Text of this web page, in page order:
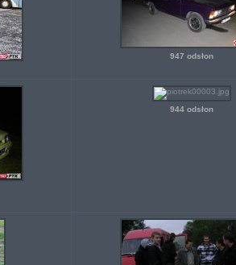
947 odsłon
944 odsłon